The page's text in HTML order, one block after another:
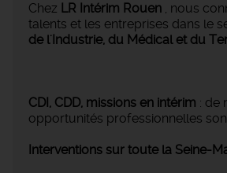
Chez LR Intérim Rouen , nous
talents et les entreprises dans le
de l'Industrie, du Médical et du
CDI, CDD, missions en intérim : de
opportunités professionnelles
Interventions sur toute la Seine-